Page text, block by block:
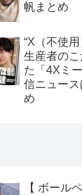
帆まとめ
“X（不使
生産者の
た「4Xミ
信ニュー
め
【 ボール